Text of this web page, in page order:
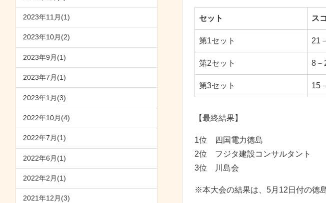
2023年11月(1)
2023年10月(2)
2023年9月(1)
2023年7月(1)
2023年1月(3)
2022年10月(4)
2022年7月(1)
2022年6月(1)
2022年2月(1)
2021年12月(3)
セット ス
第1セット 21
第2セット 8－
第3セット 15
【最終結果】
1位 四国電力徳島
2位 フジタ建設コンサルタント
3位 川島会
※本大会の結果は、5月12日付の徳